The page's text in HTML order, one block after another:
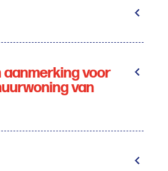
aanmerking voor
van